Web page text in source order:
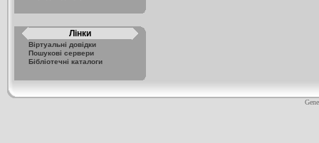
Лінки
Віртуальні довідки
Пошукові сервери
Бібліотечні каталоги